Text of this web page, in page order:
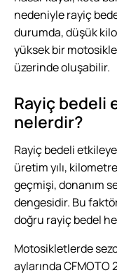
nedeniyle rayiç
durumda, düşük
yüksek bir
üzerinde oluşabilir.
Rayiç bedeli
nelerdir?
Rayiç bedeli
üretim yılı,
geçmişi, donanım
dengesidir. Bu
doğru rayiç bedel
Motosikletlerde
aylarında CFMOTO